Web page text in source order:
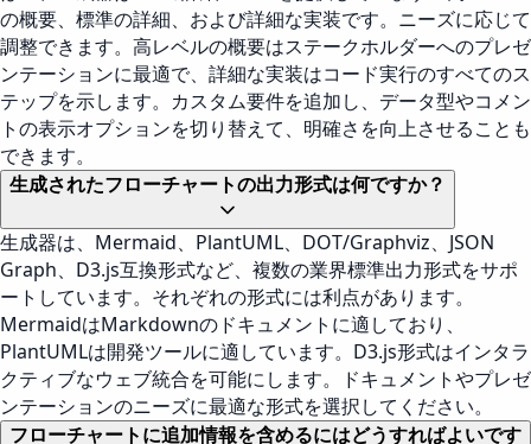
の概要、標準の詳細、および詳細な実装です。ニーズに応じて
調整できます。高レベルの概要はステークホルダーへのプレゼ
ンテーションに最適で、詳細な実装はコード実行のすべてのス
テップを示します。カスタム要件を追加し、データ型やコメン
トの表示オプションを切り替えて、明確さを向上させることも
できます。
生成されたフローチャートの出力形式は何ですか？
生成器は、Mermaid、PlantUML、DOT/Graphviz、JSON
Graph、D3.js互換形式など、複数の業界標準出力形式をサポ
ートしています。それぞれの形式には利点があります。
MermaidはMarkdownのドキュメントに適しており、
PlantUMLは開発ツールに適しています。D3.js形式はインタラ
クティブなウェブ統合を可能にします。ドキュメントやプレゼ
ンテーションのニーズに最適な形式を選択してください。
フローチャートに追加情報を含めるにはどうすればよいです